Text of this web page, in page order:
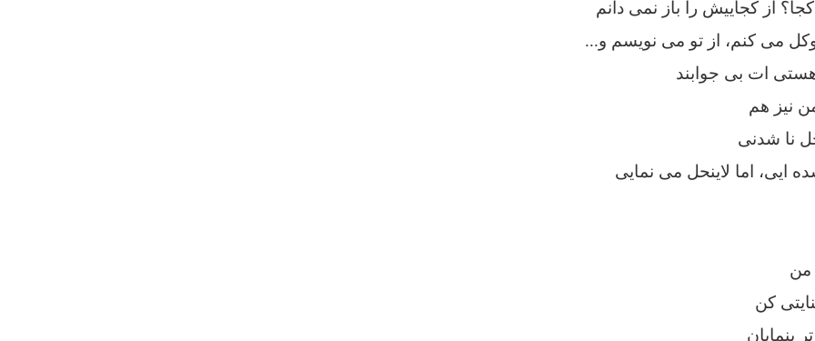
از کجاییش را باز نمی دانم
می کنم، از تو می نویسم و...
ات بی جوابند
نیز هم
نا شدنی
اما لاینحل می نمایی
من
کن
بنمایان